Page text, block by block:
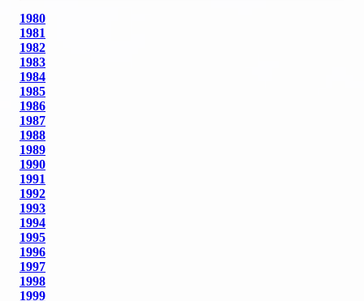
1980
1981
1982
1983
1984
1985
1986
1987
1988
1989
1990
1991
1992
1993
1994
1995
1996
1997
1998
1999